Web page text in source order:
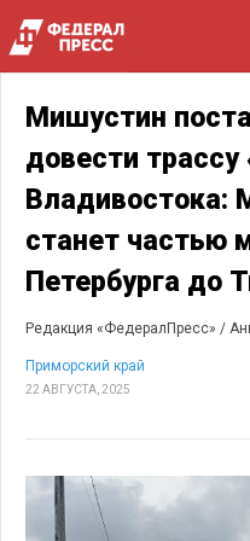
Мишустин
довести трассу
Владивостока:
станет частью
Петербурга до
Редакция «ФедералПресс» /
Приморский край
22 АВГУСТА, 2025